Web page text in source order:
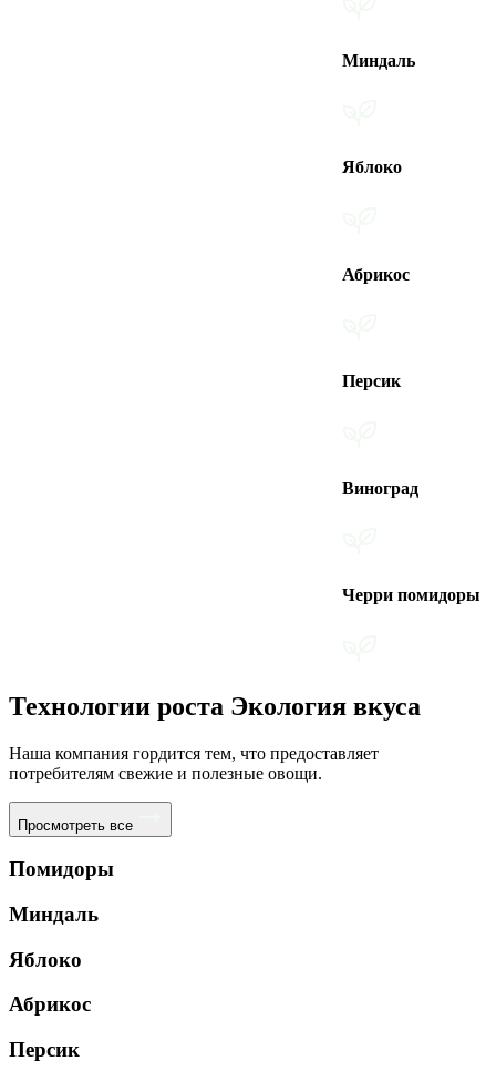
Виноград
Черри помидоры
Технологии роста Экология вкуса
Наша компания гордится тем, что предоставляет
потребителям свежие и полезные овощи.
Просмотреть все
Помидоры
Миндаль
Яблоко
Абрикос
Персик